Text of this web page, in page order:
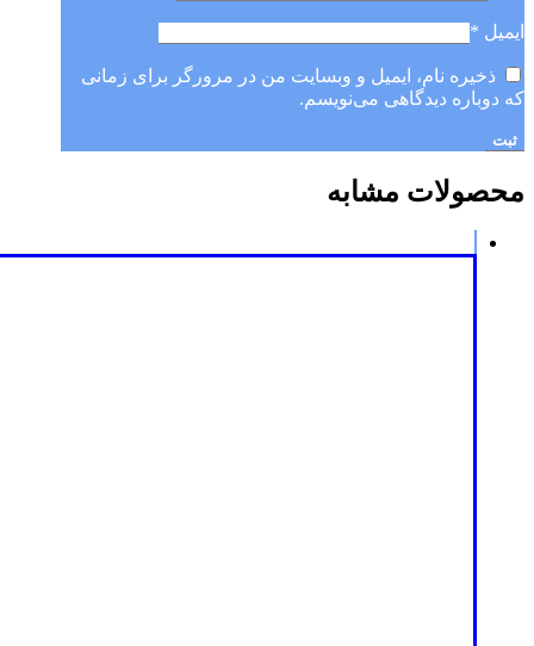
ایمیل *
ذخیره نام، ایمیل و وبسایت من در مرورگر برای زمانی
که دوباره دیدگاهی می‌نویسم.
محصولات مشابه